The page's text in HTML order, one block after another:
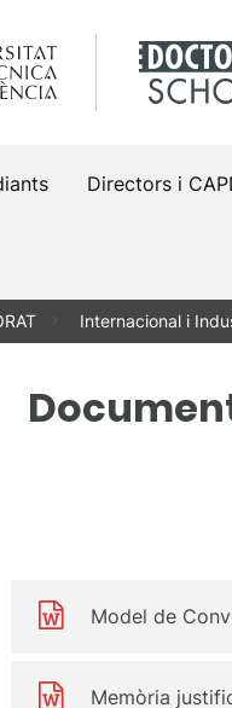
Directors i
Internacional i
Model de
Memòria